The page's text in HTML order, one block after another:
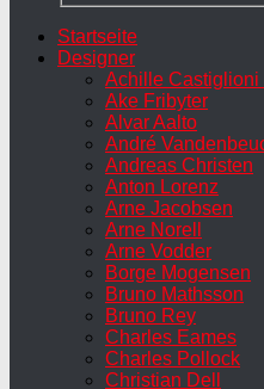
Startseite
Designer
Achille Castiglioni
Ake Fribyter
Alvar Aalto
André
Andreas Christen
Anton Lorenz
Arne Jacobsen
Arne Norell
Arne Vodder
Borge Mogensen
Bruno Mathsson
Bruno Rey
Charles Eames
Charles Pollock
Christian Dell